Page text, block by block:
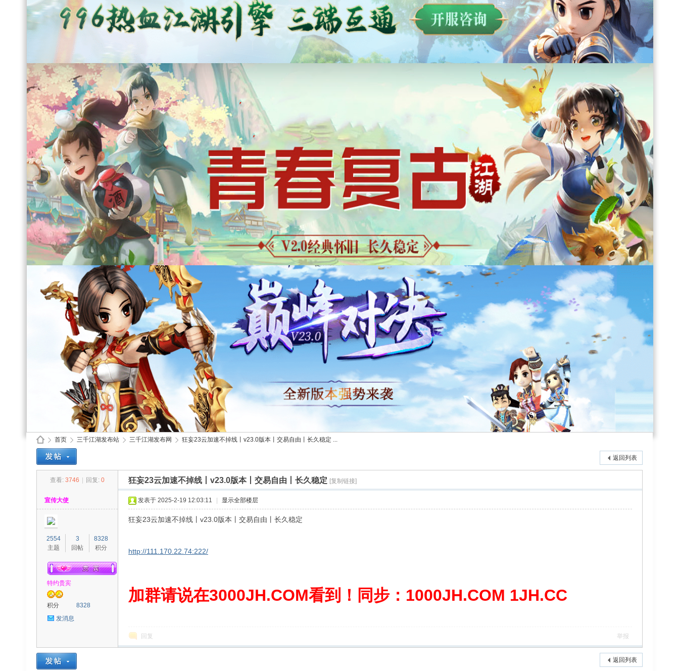
首页
›
三千江湖发布站 三千江湖发布网
›
狂妄23云加速不掉线丨v23.0版本丨交易自由丨长久稳定 ...
返回列表
查看: 3746 回复: 0 狂妄23云加速不掉线丨v23.0版本丨交易自由丨长久稳定 [复制链接]
宣传大使
2554
主题
3
回帖
8328
积分
特约贵宾
积分
8328
发消息
发表于 2025-2-19 12:03:11 显示全部楼层
狂妄23云加速不掉线丨v23.0版本丨交易自由丨长久稳定
http://111.170.22.74:222/
加群请说在3000JH.COM看到！同步：1000JH.COM 1JH.CC
回复 举报
返回列表